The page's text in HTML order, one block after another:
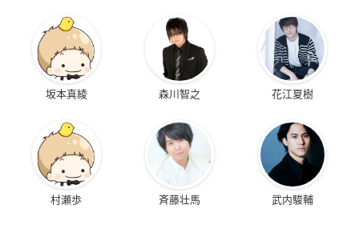
坂本真綾 森川智之 花江夏樹
村瀬歩 斉藤壮馬 武内駿輔